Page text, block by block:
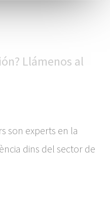
Llámenos al
son experts en la
dins del sector de